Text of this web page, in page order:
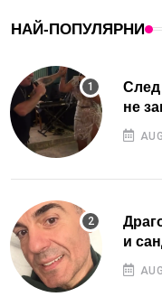
НАЙ-ПОПУЛЯРНИ
След
не
и